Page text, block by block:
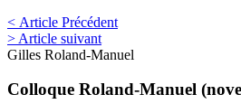
< Article Précédent
> Article suivant
Gilles Roland-Manuel
Colloque Roland-Manuel